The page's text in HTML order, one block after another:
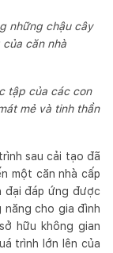
những chậu cây
căn nhà
tập của các con
mẻ và tinh thần
sau cải tạo đã
một căn nhà cấp
đại đáp ứng được
năng cho gia đình
hữu không gian
trình lớn lên của